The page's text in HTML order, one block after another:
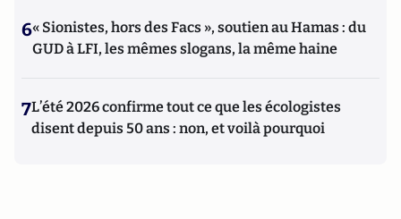
6« Sionistes, hors des Facs », soutien au Hamas : du
GUD à LFI, les mêmes slogans, la même haine
7L’été 2026 confirme tout ce que les écologistes
disent depuis 50 ans : non, et voilà pourquoi